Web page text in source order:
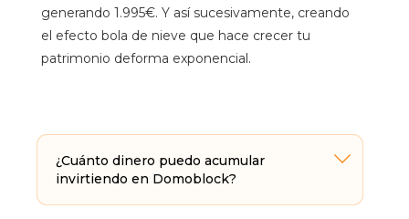
generando 1.995€. Y así sucesivamente, creando
el efecto bola de nieve que hace crecer tu
patrimonio deforma exponencial.
¿Cuánto dinero puedo acumular
invirtiendo en Domoblock?